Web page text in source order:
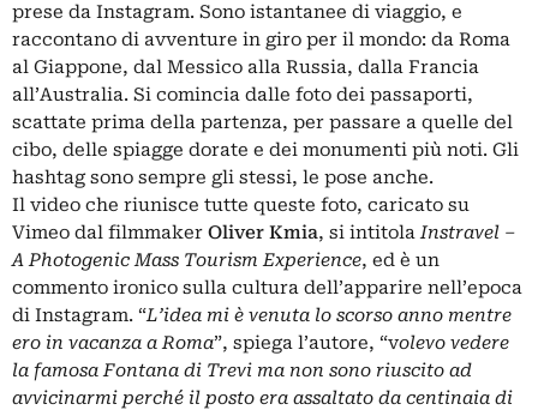
prese da Instagram. Sono istantanee di viaggio, e
raccontano di avventure in giro per il mondo: da Roma
al Giappone, dal Messico alla Russia, dalla Francia
all’Australia. Si comincia dalle foto dei passaporti,
scattate prima della partenza, per passare a quelle del
cibo, delle spiagge dorate e dei monumenti più noti. Gli
hashtag sono sempre gli stessi, le pose anche.
Il video che riunisce tutte queste foto, caricato su
Vimeo dal filmmaker Oliver Kmia, si intitolaInstravel –
A Photogenic Mass Tourism Experience, ed è un
commento ironico sulla cultura dell’apparire nell’epoca
di Instagram. “L’idea mi è venuta lo scorso anno mentre
ero in vacanza a Roma”, spiega l’autore, “volevo vedere
la famosa Fontana di Trevi ma non sono riuscito ad
avvicinarmi perché il posto era assaltato da centinaia di